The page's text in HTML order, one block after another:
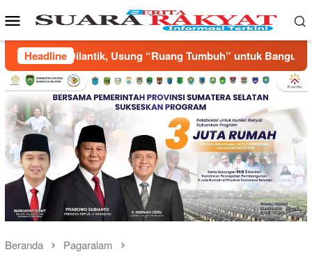
ke
Menu
Mobile
Headline
untuk Bangun Pemuda yang Produktif Annisa,
Beranda Pagaralam